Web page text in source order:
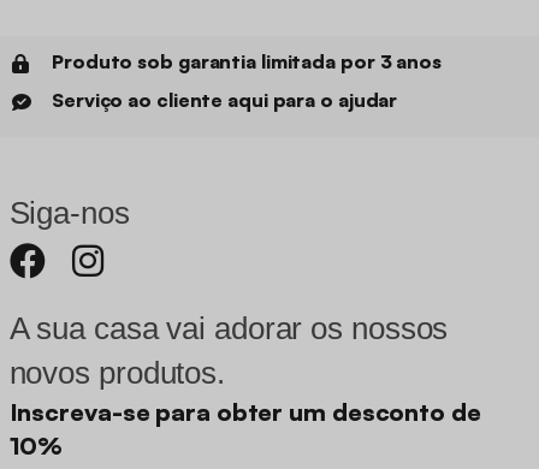
Produto sob garantia limitada por 3 anos
Serviço ao cliente aqui para o ajudar
Siga-nos
A sua casa vai adorar os nossos
novos produtos.
Inscreva-se para obter um desconto de
10%